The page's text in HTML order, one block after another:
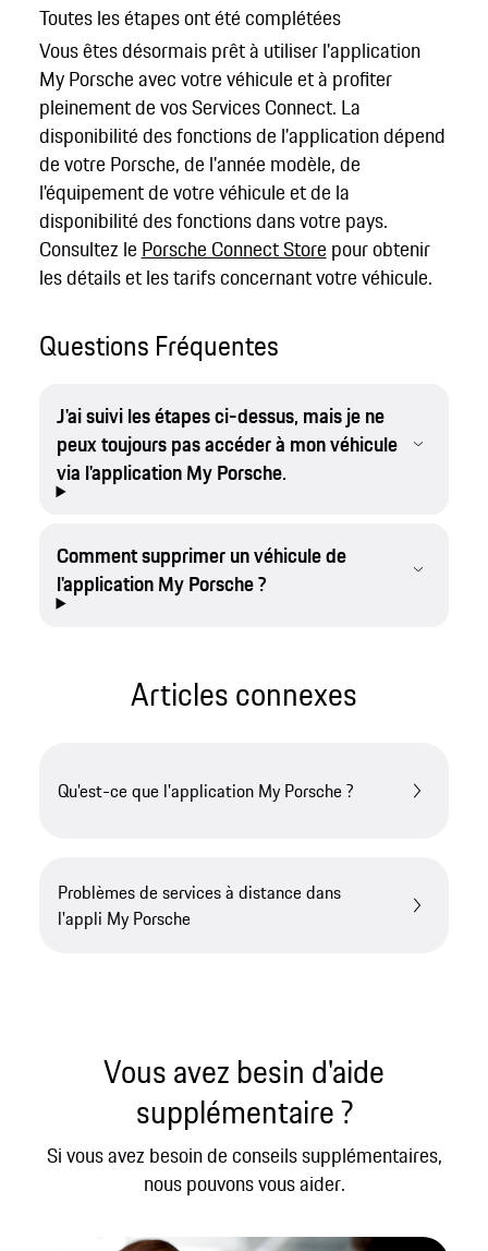
Toutes les étapes ont été complétées
Vous êtes désormais prêt à utiliser l'application
My Porsche avec votre véhicule et à profiter
pleinement de vos Services Connect. La
disponibilité des fonctions de l'application dépend
de votre Porsche, de l'année modèle, de
l'équipement de votre véhicule et de la
disponibilité des fonctions dans votre pays.
Consultez le Porsche Connect Store pour obtenir
les détails et les tarifs concernant votre véhicule.
Questions Fréquentes
J'ai suivi les étapes ci-dessus, mais je ne
peux toujours pas accéder à mon véhicule
via l'application My Porsche.
Comment supprimer un véhicule de
l'application My Porsche ?
Articles connexes
Qu'est-ce que l'application My Porsche ?
Problèmes de services à distance dans
l'appli My Porsche
Vous avez besin d'aide
supplémentaire ?
Si vous avez besoin de conseils supplémentaires,
nous pouvons vous aider.